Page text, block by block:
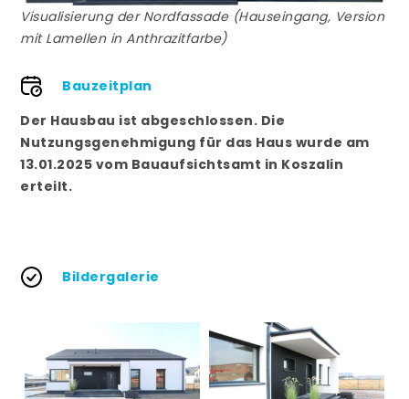
Visualisierung der Nordfassade (Hauseingang, Version
mit Lamellen in Anthrazitfarbe)
Bauzeitplan
Der Hausbau ist abgeschlossen. Die
Nutzungsgenehmigung für das Haus wurde am
13.01.2025 vom Bauaufsichtsamt in Koszalin
erteilt.
Bildergalerie